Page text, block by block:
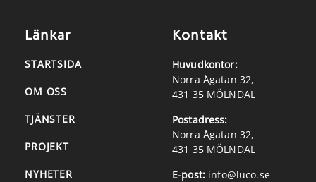
Länkar
STARTSIDA
OM OSS
TJÄNSTER
PROJEKT
NYHETER
Kontakt
Huvudkontor:
Norra Ågatan 32,
431 35 MÖLNDAL
Postadress:
Norra Ågatan 32,
431 35 MÖLNDAL
E-post: info@luco.se